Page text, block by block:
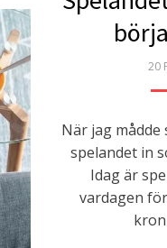
20
När jag mådde
spelandet in
Idag är
vardagen